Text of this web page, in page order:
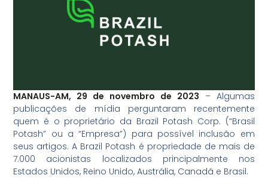
MANAUS-AM, 29 de novembro de 2023 – Algumas
publicações de mídia perguntaram recentemente
quem é o proprietário da Brazil Potash Corp. (“Brasil
Potash” ou a “Empresa”) para possível inclusão em
seus artigos. A Brazil Potash é propriedade de mais de
7.000 acionistas localizados principalmente nos
Estados Unidos, Reino Unido, Austrália, Canadá e Brasil.